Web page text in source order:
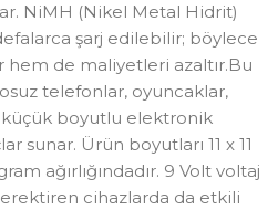
NiMH (Nikel Metal Hidrit)
şarj edilebilir; böylece
hem de maliyetleri azaltır.Bu
telefonlar, oyuncaklar,
boyutlu elektronik
sunar. Ürün boyutları 11 x 11
ağırlığındadır. 9 Volt voltaj
cihazlarda da etkili